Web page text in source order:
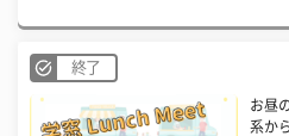
終了
お昼
系か